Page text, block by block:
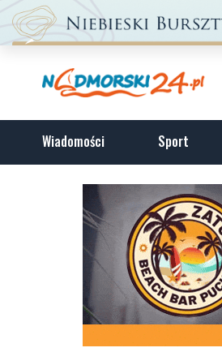
Wiadomości Sport